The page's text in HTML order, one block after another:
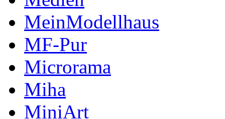
MeinModellhaus
MF-Pur
Microrama
Miha
MiniArt